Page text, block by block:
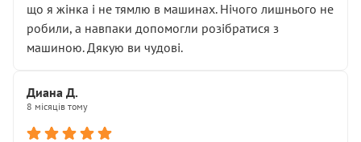
що я жінка і не тямлю в машинах. Нічого лишнього не
робили, а навпаки допомогли розібратися з
машиною. Дякую ви чудові.
Диана Д.
8 місяців тому